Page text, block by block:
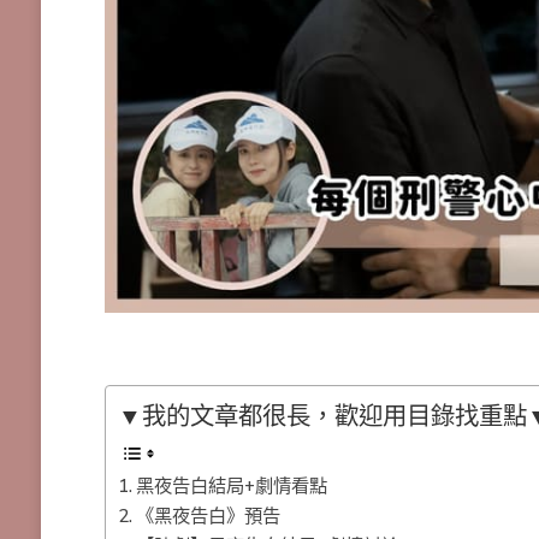
▼我的文章都很長，歡迎用目錄找重
黑夜告白結局+劇情看點
《黑夜告白》預告